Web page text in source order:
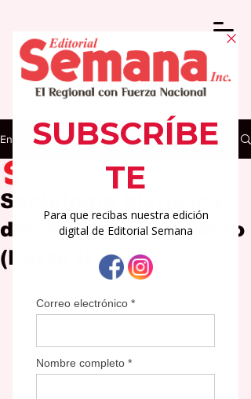
Entrada
Sociología histórica
delcriollismo cagüeño
(Parte II)
3 min de lectura